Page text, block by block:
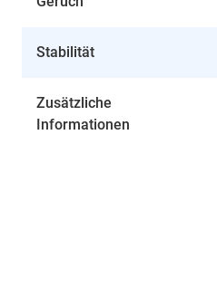
Stabilität
Zusätzliche
Informationen